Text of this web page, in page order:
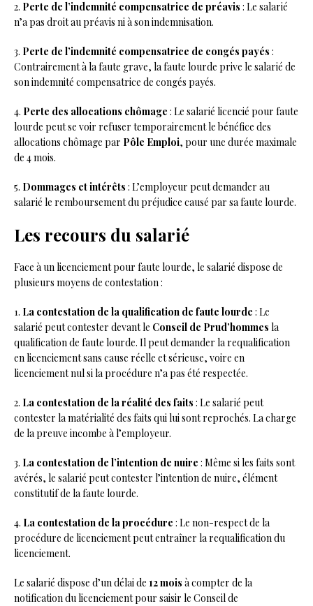
2. Perte de l’indemnité compensatrice de préavis : Le salarié
n’a pas droit au préavis ni à son indemnisation.
3. Perte de l’indemnité compensatrice de congés payés :
Contrairement à la faute grave, la faute lourde prive le salarié de
son indemnité compensatrice de congés payés.
4. Perte des allocations chômage : Le salarié licencié pour faute
lourde peut se voir refuser temporairement le bénéfice des
allocations chômage par Pôle Emploi, pour une durée maximale
de 4 mois.
5. Dommages et intérêts : L’employeur peut demander au
salarié le remboursement du préjudice causé par sa faute lourde.
Les recours du salarié
Face à un licenciement pour faute lourde, le salarié dispose de
plusieurs moyens de contestation :
1. La contestation de la qualification de faute lourde : Le
salarié peut contester devant le Conseil de Prud’hommes la
qualification de faute lourde. Il peut demander la requalification
en licenciement sans cause réelle et sérieuse, voire en
licenciement nul si la procédure n’a pas été respectée.
2. La contestation de la réalité des faits : Le salarié peut
contester la matérialité des faits qui lui sont reprochés. La charge
de la preuve incombe à l’employeur.
3. La contestation de l’intention de nuire : Même si les faits sont
avérés, le salarié peut contester l’intention de nuire, élément
constitutif de la faute lourde.
4. La contestation de la procédure : Le non-respect de la
procédure de licenciement peut entraîner la requalification du
licenciement.
Le salarié dispose d’un délai de 12 mois à compter de la
notification du licenciement pour saisir le Conseil de